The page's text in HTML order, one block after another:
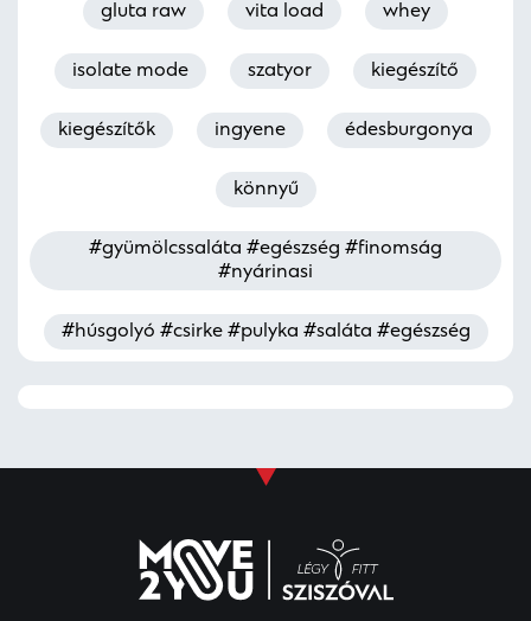
gluta raw vita load whey
isolate mode szatyor kiegészítő
kiegészítők ingyene édesburgonya
könnyű
#gyümölcssaláta #egészség #finomság
#nyárinasi
#húsgolyó #csirke #pulyka #saláta #egészség